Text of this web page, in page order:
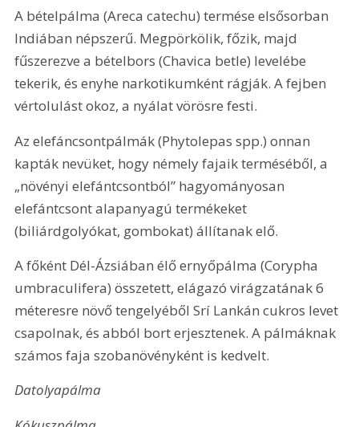
A bételpálma (Areca catechu) termése elsősorban
Indiában népszerű. Megpörkölik, főzik, majd
fűszerezve a bételbors (Chavica betle) levelébe
tekerik, és enyhe narkotikumként rágják. A fejben
vértolulást okoz, a nyálat vörösre festi.
Az elefáncsontpálmák (Phytolepas spp.) onnan
kapták nevüket, hogy némely fajaik terméséből, a
„növényi elefántcsontból” hagyományosan
elefántcsont alapanyagú termékeket
(biliárdgolyókat, gombokat) állítanak elő.
A főként Dél-Ázsiában élő ernyőpálma (Corypha
umbraculifera) összetett, elágazó virágzatának 6
méteresre növő tengelyéből Srí Lankán cukros levet
csapolnak, és abból bort erjesztenek. A pálmáknak
számos faja szobanövényként is kedvelt.
Datolyapálma